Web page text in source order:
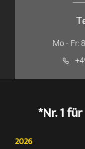
Mo - Fr:
*Nr. 1
2026